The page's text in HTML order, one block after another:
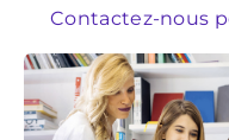
Contactez-nous